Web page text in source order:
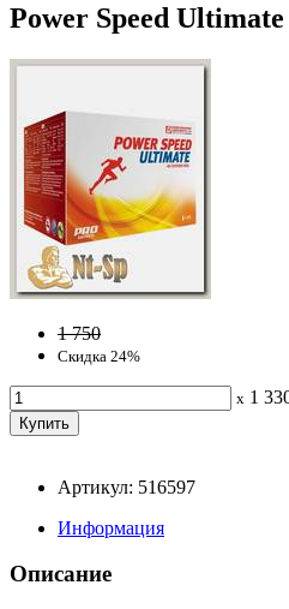
Power Speed
1 750
Скидка 24%
x 1
Артикул: 516597
Информация
Описание